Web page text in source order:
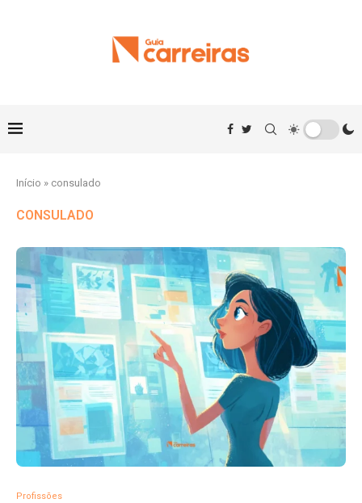
Início » consulado
CONSULADO
Profissões